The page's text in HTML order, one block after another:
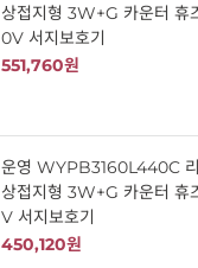
상접지형 3W+G 카운터
0V 서지보호기
551,760원
운영 WYPB3160L440C
상접지형 3W+G 카운터
V 서지보호기
450,120원